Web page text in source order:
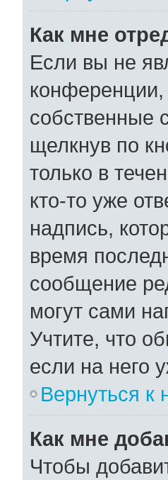
Как мне
Если вы не
конференции,
собственные
щелкнув по
только в
кто-то уже
надпись,
время
сообщение
могут сами
Учтите, что
если на него
Вернуться к
Как мне
Чтобы